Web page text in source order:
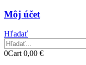
Môj účet
Hľadať
0Cart 0,00 €